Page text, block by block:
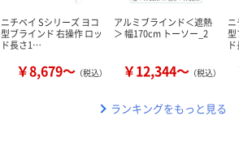
ニチベイ Sシリーズ ヨコ
型ブラインド 右操作 ロッ
ド長さ1…
￥8,679～ （税込）
アルミブラインド＜遮熱
＞ 幅170cm トーソー_2
￥12,344～ （税込）
型
ランキングをもっと見る